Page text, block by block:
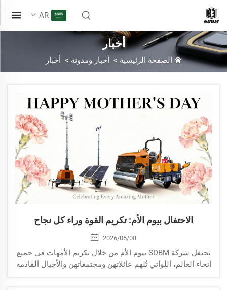
AR
أخبار
الصفحة الرئيسية > أخبار ومدونة > أخبار
الاحتفال بيوم الأم: تكريم القوة وراء كل نجاح
2026/05/08
تحتفل شركة SDBM بيوم الأم من خلال تكريم الأمهات في جميع
أنحاء العالم، اللواتي تُلهم عائلاتهن ومجتمعاتهن والأجيال القادمة